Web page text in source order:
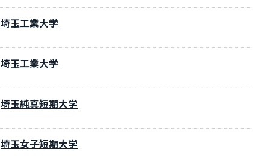
埼玉工業大学
埼玉工業大学
埼玉純真短期大学
埼玉女子短期大学